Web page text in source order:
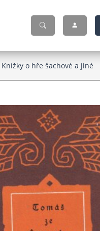
Knížky o hře šachové a jiné